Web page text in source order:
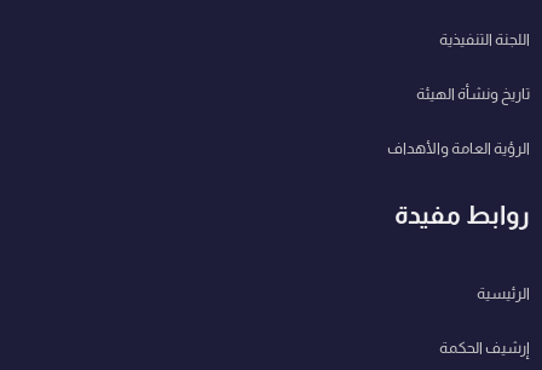
اللجنة التنفيذية
تاريخ ونشأة الهيئة
الرؤية العامة والأهداف
روابط مفيدة
الرئيسية
إرشيف الحكمة